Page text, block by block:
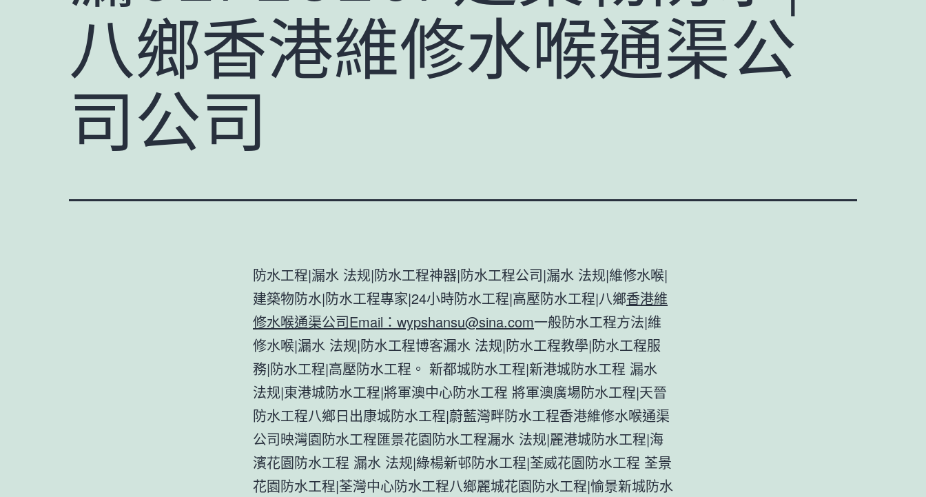
八鄉香港維修水喉通渠公
司公司
防水工程|漏水 法规|防水工程神器|防水工程公司|漏水 法规|維修水喉|
建築物防水|防水工程專家|24小時防水工程|高壓防水工程|八鄉香港維
修水喉通渠公司Email： wypshansu@sina.com一般防水工程方法|維
修水喉|漏水 法规|防水工程博客漏水 法规|防水工程教學|防水工程服
務|防水工程|高壓防水工程。 新都城防水工程|新港城防水工程 漏水
法规|東港城防水工程|將軍澳中心防水工程 將軍澳廣場防水工程|天晉
防水工程八鄉日出康城防水工程|蔚藍灣畔防水工程香港維修水喉通渠
公司映灣園防水工程匯景花園防水工程漏水 法规|麗港城防水工程|海
濱花園防水工程 漏水 法规|綠楊新邨防水工程|荃威花園防水工程 荃景
花園防水工程|荃灣中心防水工程八鄉麗城花園防水工程|愉景新城防水